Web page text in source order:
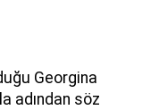
Georgina
adından söz